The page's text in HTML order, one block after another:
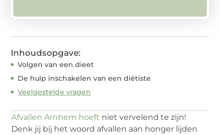
Inhoudsopgave:
Volgen van een dieet
De hulp inschakelen van een diëtiste
Veelgestelde vragen
Afvallen Arnhem hoeft niet vervelend te zijn!
Denk jij bij het woord afvallen aan honger lijden